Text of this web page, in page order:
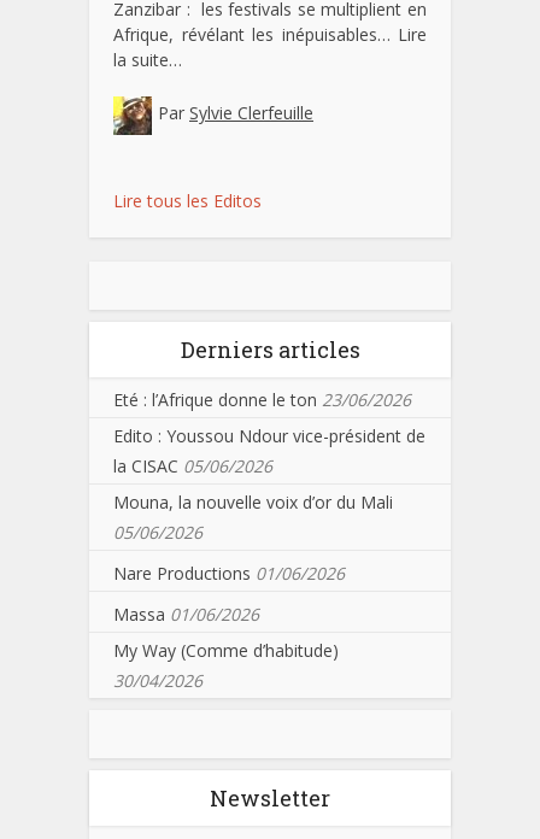
Zanzibar : les festivals se multiplient en
Afrique, révélant les inépuisables… Lire
la suite…
Par Sylvie Clerfeuille
Lire tous les Editos
Derniers articles
Eté : l’Afrique donne le ton 23/06/2026
Edito : Youssou Ndour vice-président de
la CISAC 05/06/2026
Mouna, la nouvelle voix d’or du Mali
05/06/2026
Nare Productions 01/06/2026
Massa 01/06/2026
My Way (Comme d’habitude)
30/04/2026
Newsletter